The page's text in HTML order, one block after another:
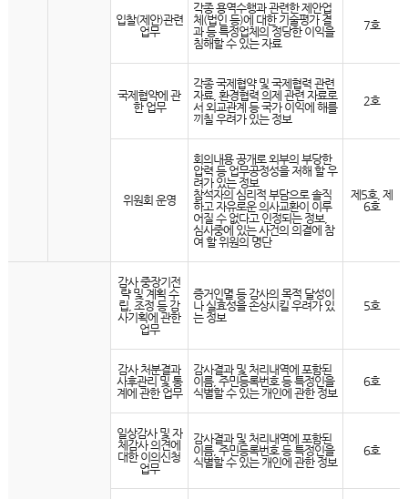
입찰(제안)관련
업무
각종 용역수행과 관련한 제안업
체(법인 등)에 대한 기술평가 결
과 등 특정업체의 정당한 이익을
침해할 수 있는 자료
7호
국제협약에 관
한 업무
각종 국제협약 및 국제협력 관련
자료, 환경협력 의제 관련 자료로
서 외교관계 등 국가 이익에 해를
끼칠 우려가 있는 정보
2호
위원회 운영
회의내용 공개로 외부의 부당한
압력 등 업무공정성을 저해 할 우
려가 있는 정보
참석자의 심리적 부담으로 솔직
하고 자유로운 의사교환이 이루
어질 수 없다고 인정되는 정보,
심사중에 있는 사건의 의결에 참
여 할 위원의 명단
제5호, 제
6호
감사 중장기전
략 및 계획 수
립, 조정 등 감
사기획에 관한
업무
증거인멸 등 감사의 목적 달성이
나 실효성을 손상시킬 우려가 있
는 정보
5호
감사 처분결과
사후관리 및 통
계에 관한 업무
감사결과 및 처리내역에 포함된
이름, 주민등록번호 등 특정인을
식별할 수 있는 개인에 관한 정보
6호
일상감사 및 자
체감사 의견에
대한 이의신청
업무
감사결과 및 처리내역에 포함된
이름, 주민등록번호 등 특정인을
식별할 수 있는 개인에 관한 정보
6호